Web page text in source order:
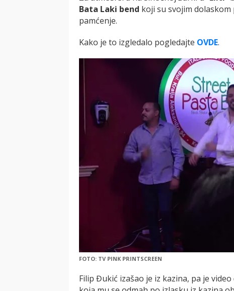
Bata Laki bend koji su svojim
pamćenje.
Kako je to izgledalo pogledajte OVDE.
FOTO: TV PINK PRINTSCREEN
Filip Đukić izašao je iz kazina, pa je